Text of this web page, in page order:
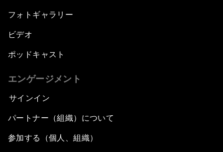
フォトギャラリー
ビデオ
ポッドキャスト
エンゲージメント
サインイン
パートナー（組織）について
参加する（個人、組織）